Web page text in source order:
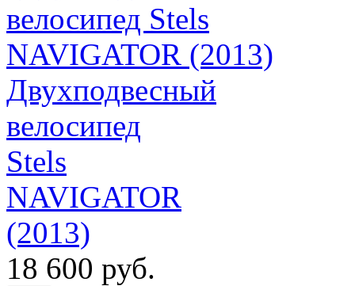
Двухподвесный
велосипед
Stels
NAVIGATOR
(2013)
18 600 руб.